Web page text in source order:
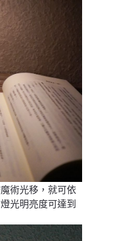
術光移，就可依
光明亮度可達到